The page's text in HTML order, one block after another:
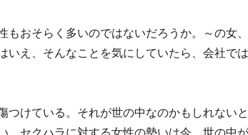
もおそらく多いのではないだろうか。～の女
いえ、そんなことを気にしていたら、会社で
つけている。それが世の中なのかもしれない
。セクハラに対する女性の勢いは今、世の中